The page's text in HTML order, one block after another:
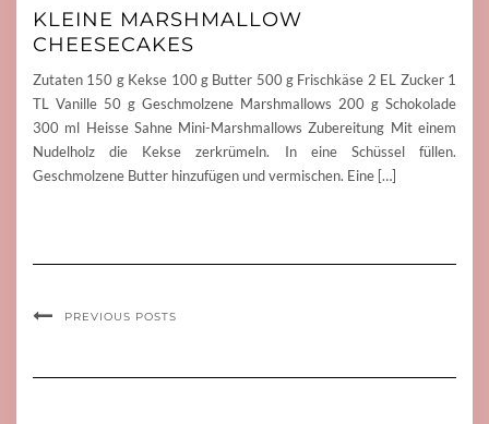
KLEINE MARSHMALLOW
CHEESECAKES
Zutaten 150 g Kekse 100 g Butter 500 g Frischkäse 2 EL Zucker 1
TL Vanille 50 g Geschmolzene Marshmallows 200 g Schokolade
300 ml Heisse Sahne Mini-Marshmallows Zubereitung Mit einem
Nudelholz die Kekse zerkrümeln. In eine Schüssel füllen.
Geschmolzene Butter hinzufügen und vermischen. Eine […]
PREVIOUS POSTS